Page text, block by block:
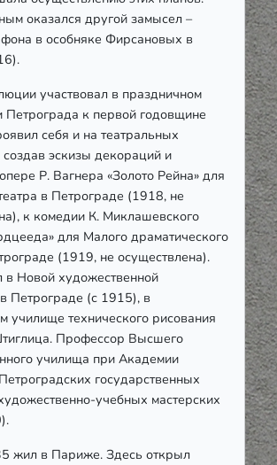
оказался другой замысел –
в особняке Фирсановых в
участвовал в праздничном
к первой годовщине
себя и на театральных
создав эскизы декораций и
Р. Вагнера «Золото Рейна» для
в Петрограде (1918, не
к комедии К. Миклашевского
для Малого драматического
(1919, не осуществлена).
в Новой художественной
Петрограде (с 1915), в
училище технического рисования
Профессор Высшего
училища при Академии
государственных
учебных мастерских
жил в Париже. Здесь открыл